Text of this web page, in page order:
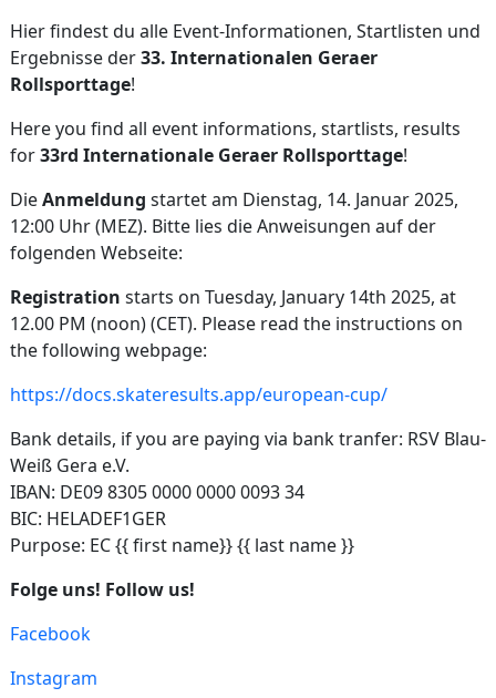
Hier findest du alle Event-Informationen, Startlisten und
Ergebnisse der33. Internationalen Geraer
Rollsporttage!
Here you find all event informations, startlists, results
for33rd Internationale Geraer Rollsporttage!
DieAnmeldung startet am Dienstag, 14. Januar 2025,
12:00 Uhr (MEZ). Bitte lies die Anweisungen auf der
folgenden Webseite:
Registration starts on Tuesday, January 14th 2025, at
12.00 PM (noon) (CET). Please read the instructions on
the following webpage:
https://docs.skateresults.app/european-cup/
Bank details, if you are paying via bank tranfer: RSV Blau-
Weiß Gera e.V.
IBAN: DE09 8305 0000 0000 0093 34
BIC: HELADEF1GER
Purpose: EC {{ first name}} {{ last name }}
Folge uns! Follow us!
Facebook
Instagram